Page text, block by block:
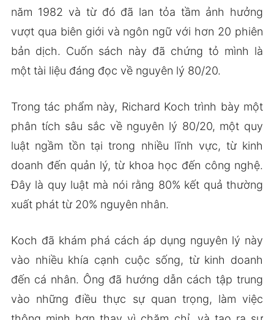
năm 1982 và từ đó đã lan tỏa tầm ảnh hưởng
vượt qua biên giới và ngôn ngữ với hơn 20 phiên
bản dịch. Cuốn sách này đã chứng tỏ mình là
một tài liệu đáng đọc về nguyên lý 80/20.
Trong tác phẩm này, Richard Koch trình bày một
phân tích sâu sắc về nguyên lý 80/20, một quy
luật ngầm tồn tại trong nhiều lĩnh vực, từ kinh
doanh đến quản lý, từ khoa học đến công nghệ.
Đây là quy luật mà nói rằng 80% kết quả thường
xuất phát từ 20% nguyên nhân.
Koch đã khám phá cách áp dụng nguyên lý này
vào nhiều khía cạnh cuộc sống, từ kinh doanh
đến cá nhân. Ông đã hướng dẫn cách tập trung
vào những điều thực sự quan trọng, làm việc